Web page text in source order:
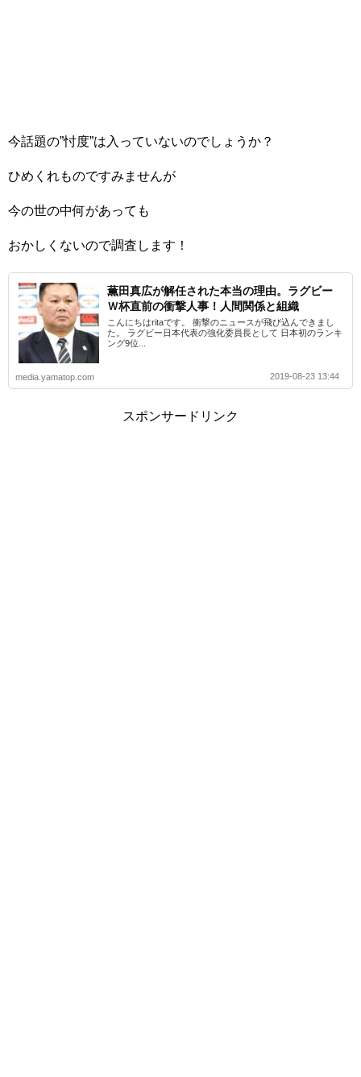
今話題の”忖度”は入っていないのでしょうか？
ひめくれものですみませんが
今の世の中何があっても
おかしくないので調査します！
薫田真広が解任された本当の理由。ラグビー
Ｗ杯直前の衝撃人事！人間関係と組織
こんにちはritaです。 衝撃のニュースが飛び込んできまし
た。 ラグビー日本代表の強化委員長として 日本初のランキ
ング9位...
media.yamatop.com 2019-08-23 13:44
スポンサードリンク